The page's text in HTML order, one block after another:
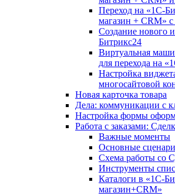
Переход на «1С-
магазин + CRM»
Создание нового
Битрикс24
Виртуальная
для перехода на
Настройка
многосайтовой
Новая карточка товара
Дела: коммуникации с
Настройка формы
Работа с заказами:
Важные моменты
Основные
Схема работы со
Инструменты
Каталоги в «1С-
магазин+CRM»